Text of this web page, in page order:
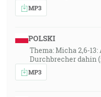
MP3
POLSKI
Thema: Micha 2,6-
Durchbrecher dahin
MP3